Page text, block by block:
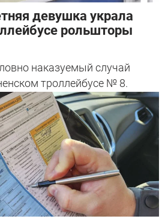
девушка украла
рольшторы
наказуемый случай
троллейбусе № 8.